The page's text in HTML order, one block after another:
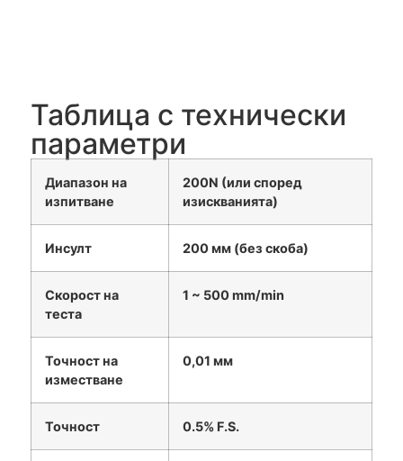
Таблица с технически
параметри
Диапазон на
изпитване
200N (или според
изискванията)
Инсулт 200 мм (без скоба)
Скорост на
теста
1 ~ 500 mm/min
Точност на
изместване
0,01 мм
Точност 0.5% F.S.